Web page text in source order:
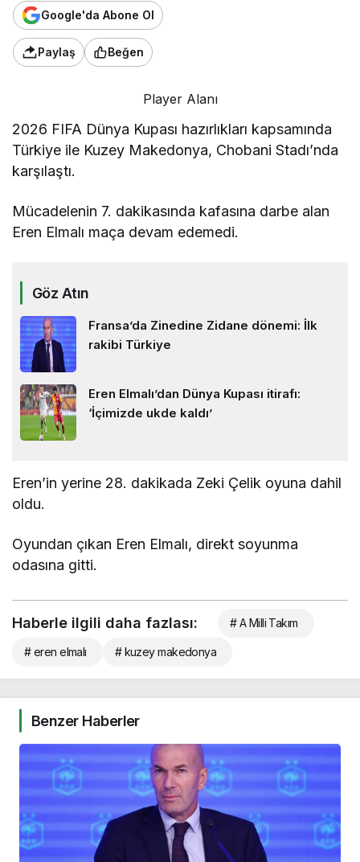
Google'da Abone Ol
Paylaş Beğen
Player Alanı
2026 FIFA Dünya Kupası hazırlıkları kapsamında
Türkiye ile Kuzey Makedonya, Chobani Stadı’nda
karşılaştı.
Mücadelenin 7. dakikasında kafasına darbe alan
Eren Elmalı maça devam edemedi.
Göz Atın
Fransa’da Zinedine Zidane dönemi: İlk
rakibi Türkiye
Eren Elmalı’dan Dünya Kupası itirafı:
‘İçimizde ukde kaldı’
Eren’in yerine 28. dakikada Zeki Çelik oyuna dahil
oldu.
Oyundan çıkan Eren Elmalı, direkt soyunma
odasına gitti.
Haberle ilgili daha fazlası: # A Milli Takım
# eren elmalı # kuzey makedonya
Benzer Haberler